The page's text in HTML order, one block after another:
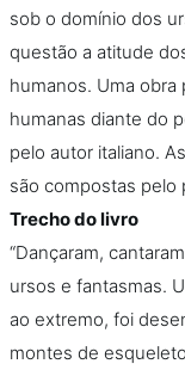
sob o domínio dos
questão a atitude
humanos. Uma obra
humanas diante do
pelo autor italiano.
são compostas pelo
Trecho do livro
“Dançaram,
ursos e fantasmas.
ao extremo, foi
montes de